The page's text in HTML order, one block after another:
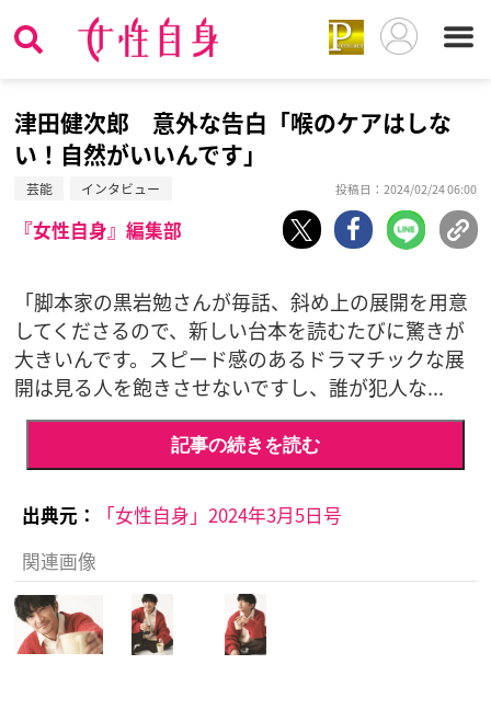
津田健次郎 意外な告白「喉のケアはしな
い！自然がいいんです」
芸能 インタビュー 投稿日：2024/02/24 06:00
『女性自身』編集部
「脚本家の黒岩勉さんが毎話、斜め上の展開を用意
してくださるので、新しい台本を読むたびに驚きが
大きいんです。スピード感のあるドラマチックな展
開は見る人を飽きさせないですし、誰が犯人な...
記事の続きを読む
出典元：
「女性自身」2024年3月5日号
関連画像